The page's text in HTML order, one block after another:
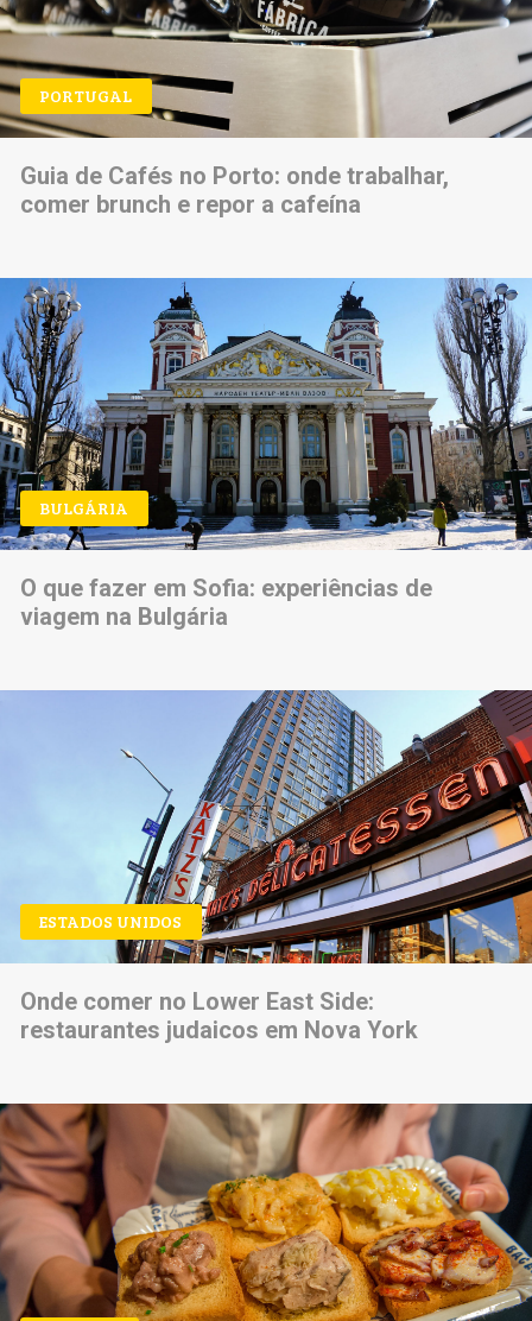
PORTUGAL
Guia de Cafés no Porto: onde trabalhar,
comer brunch e repor a cafeína
BULGÁRIA
O que fazer em Sofia: experiências de
viagem na Bulgária
ESTADOS UNIDOS
Onde comer no Lower East Side:
restaurantes judaicos em Nova York